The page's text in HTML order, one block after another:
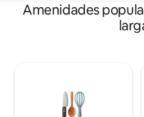
Amenidades